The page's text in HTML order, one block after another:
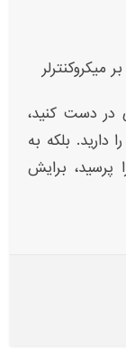
در دست کنید،
بلکه به
برایش